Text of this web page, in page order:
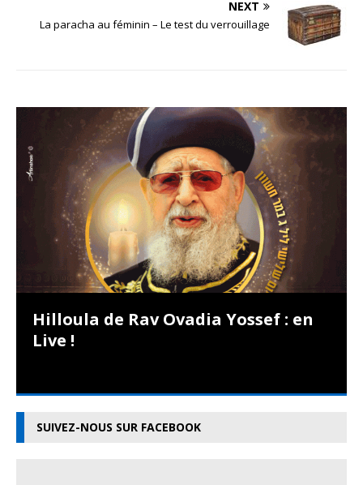
NEXT
La paracha au féminin – Le test du verrouillage
Hilloula de Rav Ovadia Yossef : en
Live !
SUIVEZ-NOUS SUR FACEBOOK